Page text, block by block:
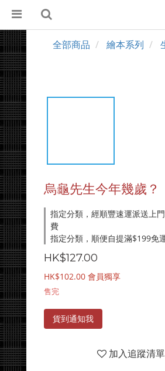
全部商品 繪本系列
烏龜先生今年幾歲？
指定分類，經順豐速運派送上
費
指定分類，順便自提滿$199免
HK$127.00
HK$102.00 會員獨享
售完
貨到通知我
加入追蹤清單